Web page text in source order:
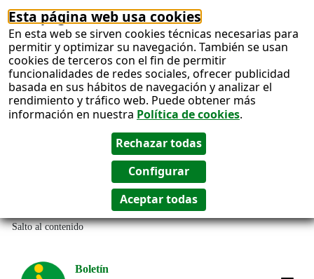
Esta página web usa cookies
En esta web se sirven cookies técnicas necesarias para
permitir y optimizar su navegación. También se usan
cookies de terceros con el fin de permitir
funcionalidades de redes sociales, ofrecer publicidad
basada en sus hábitos de navegación y analizar el
rendimiento y tráfico web. Puede obtener más
información en nuestra Política de cookies.
Salto al contenido
Boletín